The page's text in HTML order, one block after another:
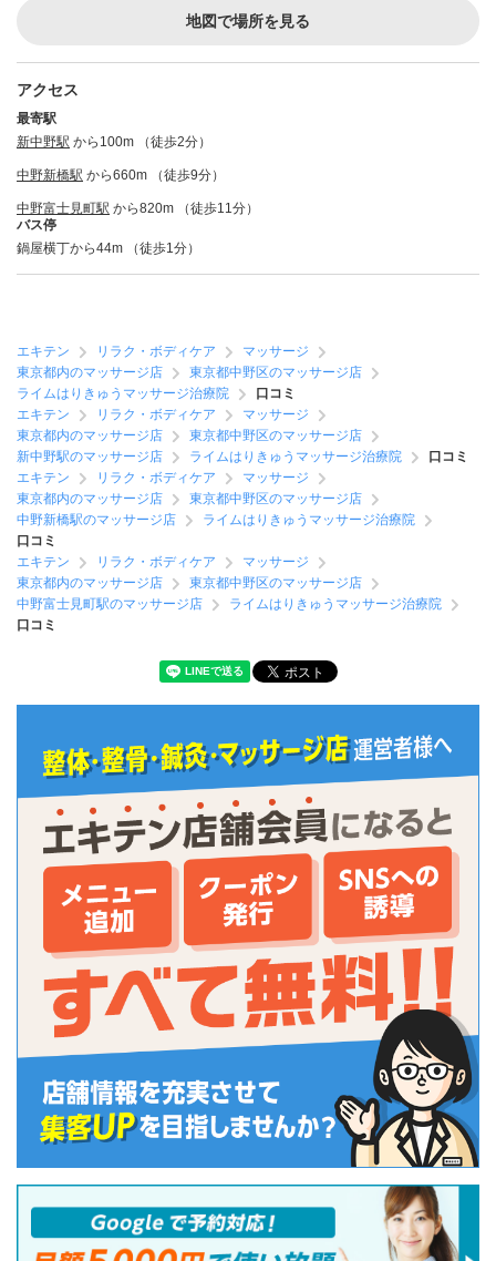
地図で場所を見る
アクセス
最寄駅
新中野駅 から100m （徒歩2分）
中野新橋駅 から660m （徒歩9分）
中野富士見町駅 から820m （徒歩11分）
バス停
鍋屋横丁から44m （徒歩1分）
エキテン リラク・ボディケア
マッサージ
東京都内のマッサージ店
東京都中野区のマッサージ店
ライムはりきゅうマッサージ治療院
口コミ
エキテン
リラク・ボディケア
マッサージ
東京都内のマッサージ店
東京都中野区のマッサージ店
新中野駅のマッサージ店
ライムはりきゅうマッサージ治療院
口コミ
エキテン
リラク・ボディケア
マッサージ
東京都内のマッサージ店
東京都中野区のマッサージ店
中野新橋駅のマッサージ店
ライムはりきゅうマッサージ治療院
口コミ
エキテン
リラク・ボディケア
マッサージ
東京都内のマッサージ店
東京都中野区のマッサージ店
中野富士見町駅のマッサージ店
ライムはりきゅうマッサージ治療院
口コミ